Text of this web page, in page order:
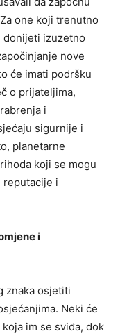
one koji trenutno
donijeti izuzetno
nove
će imati podršku
o prijateljima,
i
sigurnije i
planetarne
koji se mogu
reputacije i
i
znaka osjetiti
Neki će
im se sviđa, dok